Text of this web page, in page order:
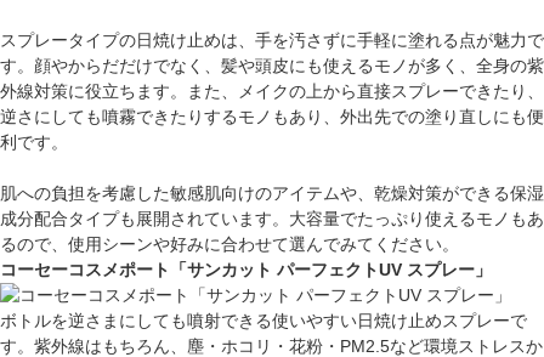
スプレータイプの日焼け止めは、手を汚さずに手軽に塗れる点が魅力で
す。顔やからだだけでなく、髪や頭皮にも使えるモノが多く、全身の紫
外線対策に役立ちます。また、メイクの上から直接スプレーできたり、
逆さにしても噴霧できたりするモノもあり、外出先での塗り直しにも便
利です。
肌への負担を考慮した敏感肌向けのアイテムや、乾燥対策ができる保湿
成分配合タイプも展開されています。大容量でたっぷり使えるモノもあ
るので、使用シーンや好みに合わせて選んでみてください。
コーセーコスメポート「サンカット パーフェクトUV スプレー」
ボトルを逆さまにしても噴射できる使いやすい日焼け止めスプレーで
す。紫外線はもちろん、塵・ホコリ・花粉・PM2.5など環境ストレスか